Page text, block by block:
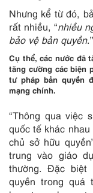
Nhưng kể từ đó,
rất nhiều, “nhiều
bảo vệ bản quyền.”
Cụ thể, các nước đã
tăng cường các biện
tư pháp bản quyền
mạng chính.
“Thông qua việc
quốc tế khác
chủ sở hữu
trung vào giáo
thường. Đặc biệt
quyền trong quá